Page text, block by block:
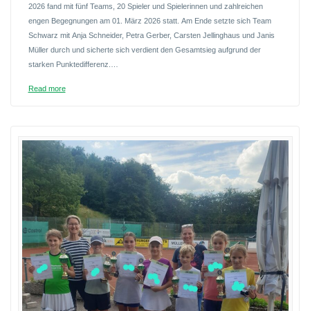
2026 fand mit fünf Teams, 20 Spieler und Spielerinnen und zahlreichen
engen Begegnungen am 01. März 2026 statt. Am Ende setzte sich Team
Schwarz mit Anja Schneider, Petra Gerber, Carsten Jellinghaus und Janis
Müller durch und sicherte sich verdient den Gesamtsieg aufgrund der
starken Punktedifferenz.…
Read more